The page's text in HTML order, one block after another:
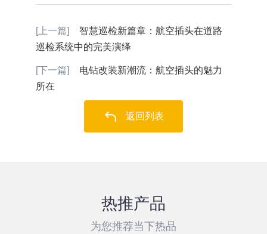
[上一篇]
智慧巡检新篇章：航空插头在道路
巡检系统中的完美演绎
[下一篇]
电钻改装新潮流：航空插头的魅力
所在
返回列表
热推产品
为您推荐当下热品